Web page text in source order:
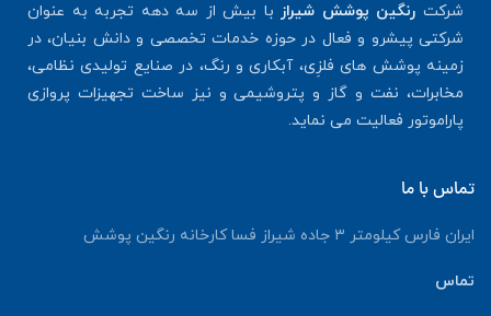
شرکت رنگین پوشش شیراز با بیش از سه دهه تجربه به عنوان
شرکتی پیشرو و فعال در حوزه خدمات تخصصی و دانش بنیان، در
زمینه پوشش های فلزِی، آبکاری و رنگ، در صنایع تولیدی نظامی،
مخابرات، نفت و گاز و پتروشیمی و نیز ساخت تجهیزات پروازی
پاراموتور فعالیت می نماید.
تماس با ما
ایران فارس کیلومتر ۳ جاده شیراز فسا کارخانه رنگین پوشش
تماس